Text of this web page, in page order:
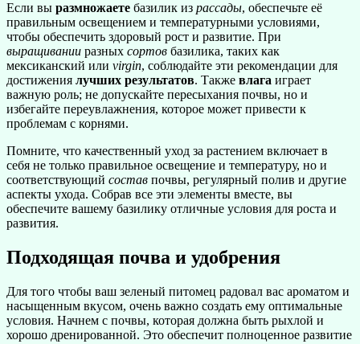
Если вы размножаете базилик из рассады, обеспечьте её
правильным освещением и температурными условиями,
чтобы обеспечить здоровый рост и развитие. При
выращивании разных сортов базилика, таких как
мексиканский или virgin, соблюдайте эти рекомендации для
достижения лучших результатов. Также влага играет
важную роль; не допускайте пересыхания почвы, но и
избегайте переувлажнения, которое может привести к
проблемам с корнями.
Помните, что качественный уход за растением включает в
себя не только правильное освещение и температуру, но и
соответствующий состав почвы, регулярный полив и другие
аспекты ухода. Собрав все эти элементы вместе, вы
обеспечите вашему базилику отличные условия для роста и
развития.
Подходящая почва и удобрения
Для того чтобы ваш зеленый питомец радовал вас ароматом и
насыщенным вкусом, очень важно создать ему оптимальные
условия. Начнем с почвы, которая должна быть рыхлой и
хорошо дренированной. Это обеспечит полноценное развитие